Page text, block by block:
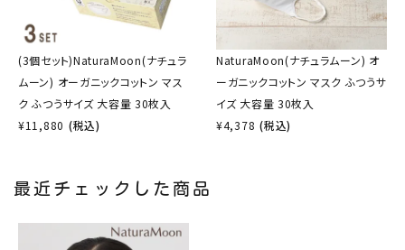
(3個セット)NaturaMoon(ナチュラ
ムーン) オーガニックコットン マス
ク ふつうサイズ 大容量 30枚入
¥11,880 (税込)
NaturaMoon(ナチュラムーン) オ
ーガニックコットン マスク ふつうサ
イズ 大容量 30枚入
¥4,378 (税込)
最近チェックした商品